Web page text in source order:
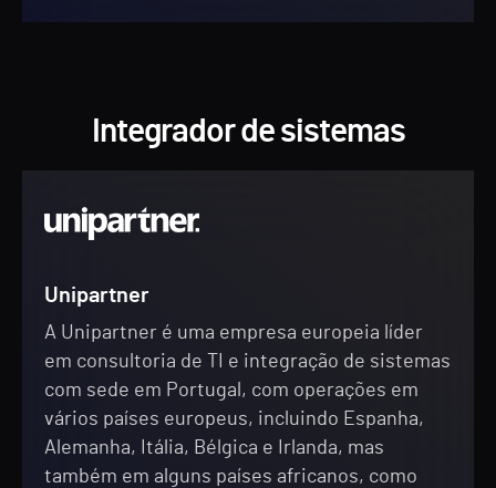
Integrador de sistemas
Unipartner
A Unipartner é uma empresa europeia líder
em consultoria de TI e integração de sistemas
com sede em Portugal, com operações em
vários países europeus, incluindo Espanha,
Alemanha, Itália, Bélgica e Irlanda, mas
também em alguns países africanos, como